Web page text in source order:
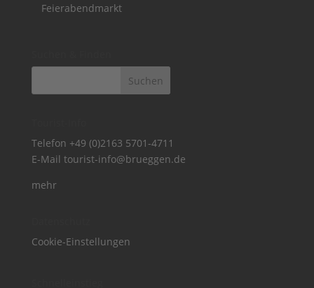
Feierabendmarkt
Telefon +49 (0)2163 5701-4711
E-Mail tourist-info@brueggen.de
mehr
Cookie-Einstellungen